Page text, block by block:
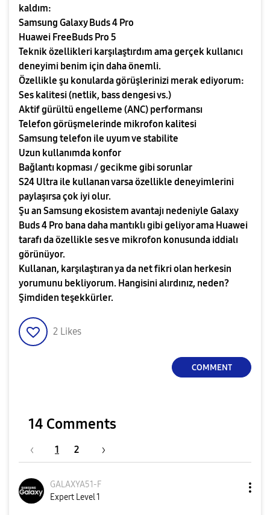
kaldım:
Samsung Galaxy Buds 4 Pro
Huawei FreeBuds Pro 5
Teknik özellikleri karşılaştırdım ama gerçek kullanıcı
deneyimi benim için daha önemli.
Özellikle şu konularda görüşlerinizi merak ediyorum:
Ses kalitesi (netlik, bass dengesi vs.)
Aktif gürültü engelleme (ANC) performansı
Telefon görüşmelerinde mikrofon kalitesi
Samsung telefon ile uyum ve stabilite
Uzun kullanımda konfor
Bağlantı kopması / gecikme gibi sorunlar
S24 Ultra ile kullanan varsa özellikle deneyimlerini
paylaşırsa çok iyi olur.
Şu an Samsung ekosistem avantajı nedeniyle Galaxy
Buds 4 Pro bana daha mantıklı gibi geliyor ama Huawei
tarafı da özellikle ses ve mikrofon konusunda iddialı
görünüyor.
Kullanan, karşılaştıran ya da net fikri olan herkesin
yorumunu bekliyorum. Hangisini alırdınız, neden?
Şimdiden teşekkürler.
2 Likes
COMMENT
14 Comments
1 2
GALAXYA51-F
Expert Level 1